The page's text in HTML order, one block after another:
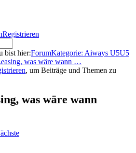
Registrieren
bist hier:ForumKategorie: Aiways U5U5
was wäre wann …
, um Beiträge und Themen zu
was wäre wann